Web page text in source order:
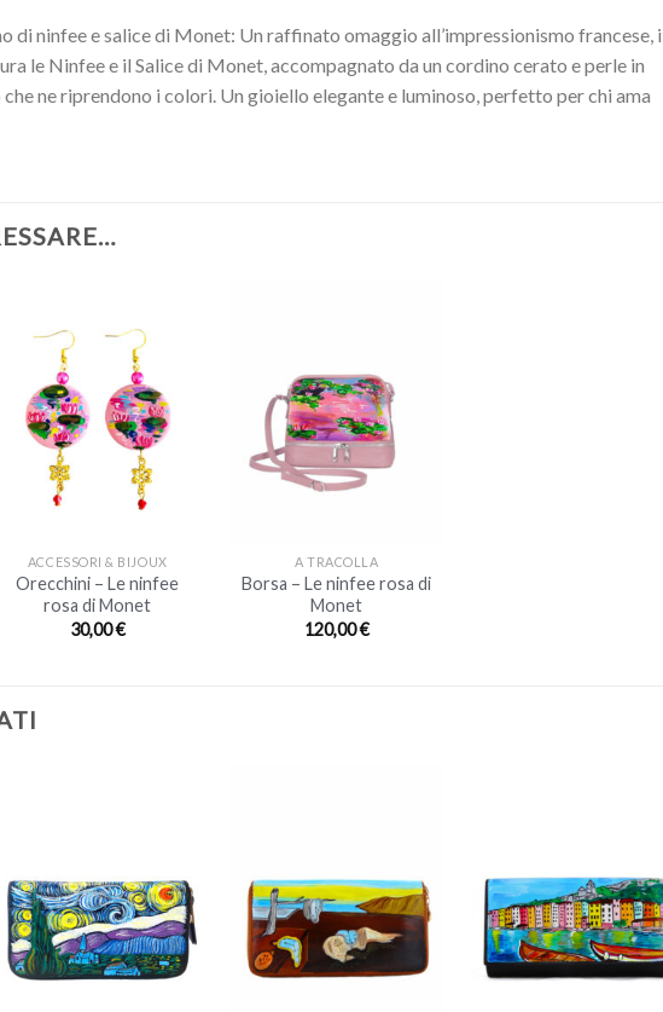
di ninfee e salice di Monet: Un raffinato omaggio all’impressionismo francese,
le Ninfee e il Salice di Monet, accompagnato da un cordino cerato e perle in
ne riprendono i colori. Un gioiello elegante e luminoso, perfetto per chi ama
ACCESSORI & BIJOUX
Orecchini – Le ninfee
rosa di Monet
30,00€
A TRACOLLA
Borsa – Le ninfee rosa di
Monet
120,00€